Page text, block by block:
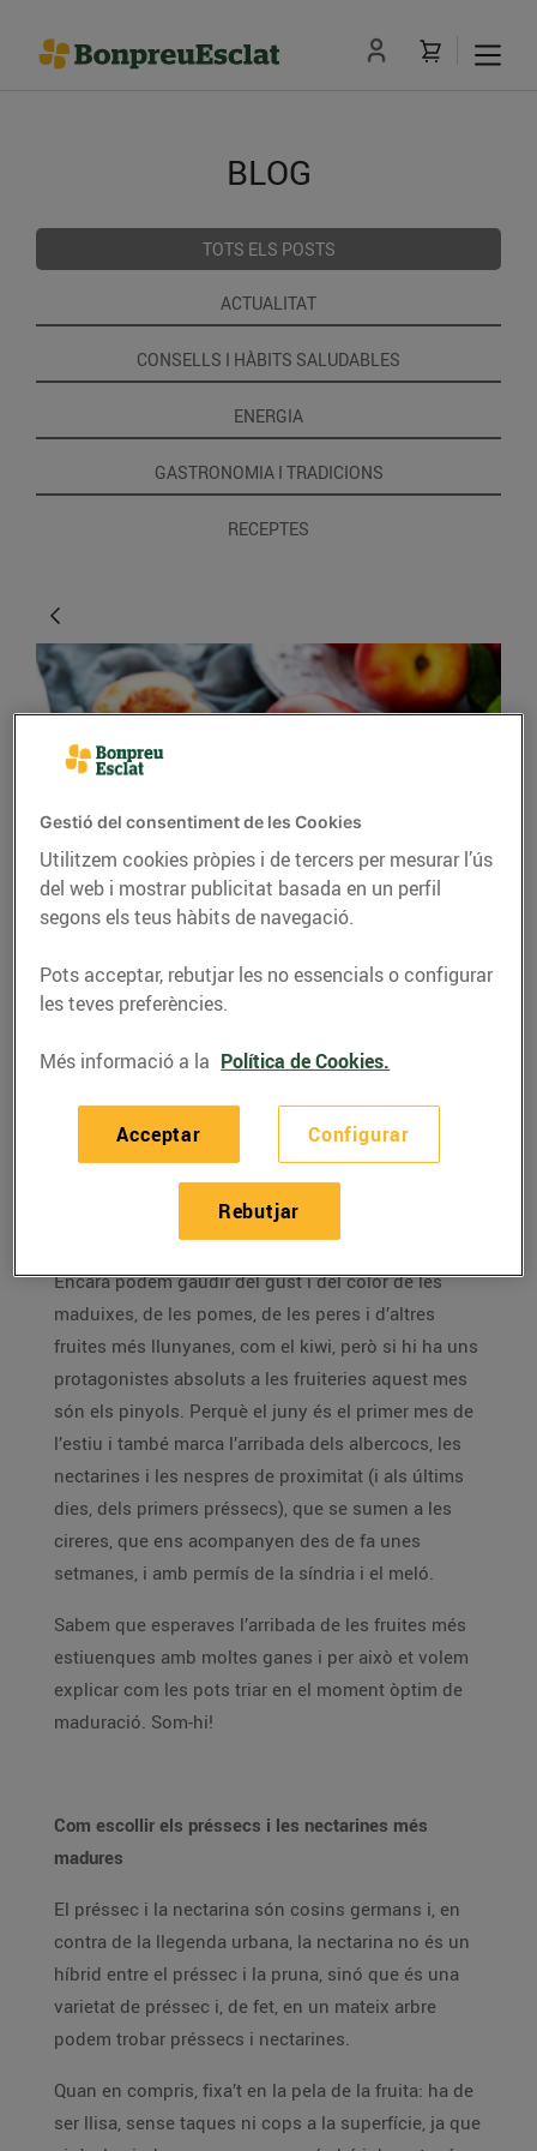
BLOG
TOTS ELS POSTS
ACTUALITAT
CONSELLS I HÀBITS SALUDABLES
ENERGIA
GASTRONOMIA I TRADICIONS
RECEPTES
CONSELLS I HÀBITS SALUDABLES
Com gaudir de les
fruites del juny al seu
punt
30/de maig/2022
El juny dóna el tret de sortida de l’estiu i de l’arribada
de les fruites de pinyol als nostres establiments.
T’expliquem quines fruites trobaràs i com les pots
Encara podem gaudir del gust i del color de les
maduixes, de les pomes, de les peres i d’altres
fruites més llunyanes, com el kiwi, però si hi ha uns
protagonistes absoluts a les fruiteries aquest mes
són els pinyols. Perquè el juny és el primer mes de
l’estiu i també marca l’arribada dels albercocs, les
nectarines i les nespres de proximitat (i als últims
dies, dels primers préssecs), que se sumen a les
cireres, que ens acompanyen des de fa unes
setmanes, i amb permís de la síndria i el meló.
Sabem que esperaves l’arribada de les fruites més
estiuenques amb moltes ganes i per això et volem
explicar com les pots triar en el moment òptim de
maduració. Som-hi!
Com escollir els préssecs i les nectarines més
madures
El préssec i la nectarina són cosins germans i, en
contra de la llegenda urbana, la nectarina no és un
híbrid entre el préssec i la pruna, sinó que és una
varietat de préssec i, de fet, en un mateix arbre
podem trobar préssecs i nectarines.
Quan en compris, fixa’t en la pela de la fruita: ha de
ser llisa, sense taques ni cops a la superfície, ja que
Gestió del consentiment de les Cookies
Utilitzem cookies pròpies i de tercers per mesurar l’ús
del web i mostrar publicitat basada en un perfil
segons els teus hàbits de navegació.
Pots acceptar, rebutjar les no essencials o configurar
les teves preferències.
Més informació a la Política de Cookies.
Configurar
Rebutjar
Acceptar